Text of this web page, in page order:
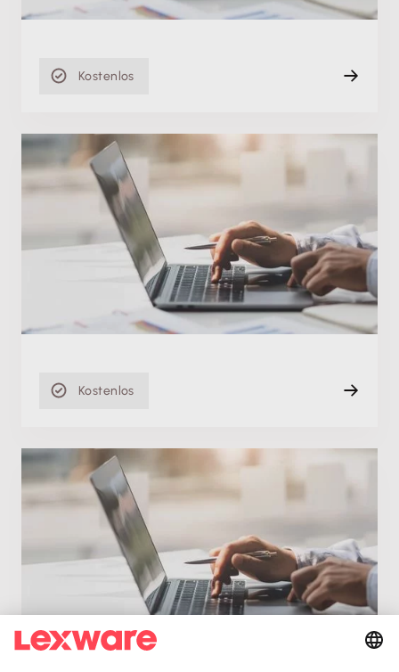
85 min
Kostenlos
Produktschulung
Fit in Lexware buchhaltung: Buchungsmasken
sicher bedienen, Teil 2
Mo. 26.02.2024
Aufzeichnung
91 min
Kostenlos
Produktschulung
Fit in Lexware buchhaltung: Buchungsmasken
sicher bedienen, Teil 1
Mi. 21.02.2024
Aufzeichnung
91 min